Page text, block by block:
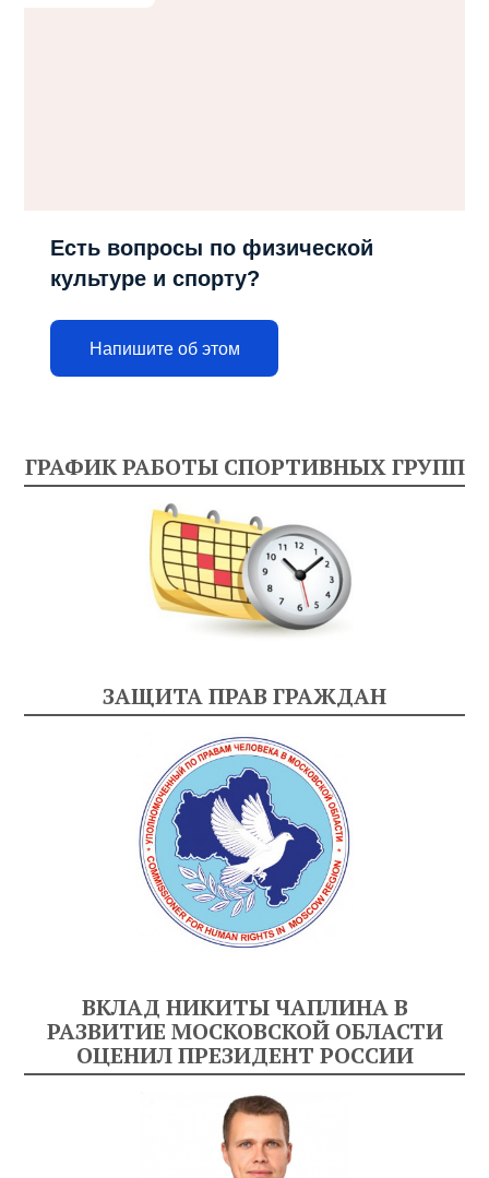
Есть вопросы по физической
культуре и спорту?
Напишите об этом
ГРАФИК РАБОТЫ СПОРТИВНЫХ ГРУПП
ЗАЩИТА ПРАВ ГРАЖДАН
ВКЛАД НИКИТЫ ЧАПЛИНА В
РАЗВИТИЕ МОСКОВСКОЙ ОБЛАСТИ
ОЦЕНИЛ ПРЕЗИДЕНТ РОССИИ